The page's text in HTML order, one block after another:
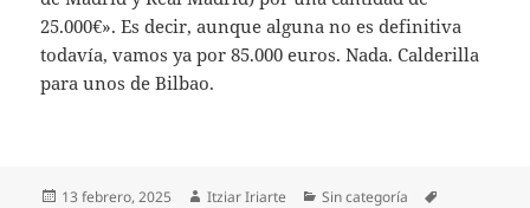
25.000€». Es decir, aunque alguna no es definitiva
todavía, vamos ya por 85.000 euros. Nada. Calderilla
para unos de Bilbao.
Publicado
13 febrero, 2025 Autor
Itziar Iriarte Categorías
Sin categoría